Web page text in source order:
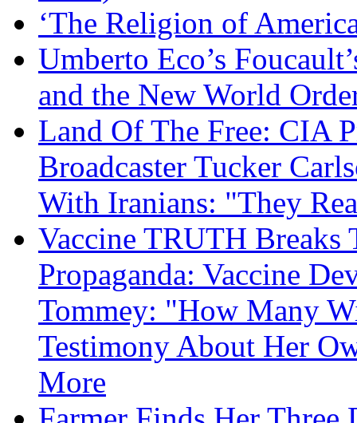
‘The Religion of
Umberto Eco’s
and the New World
Land Of The Free: CIA
Broadcaster Tucker
With Iranians: "They
Vaccine TRUTH
Propaganda: Vaccine
Tommey: "How Many
Testimony About Her
More